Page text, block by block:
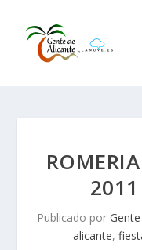
Publicado por
alicante,